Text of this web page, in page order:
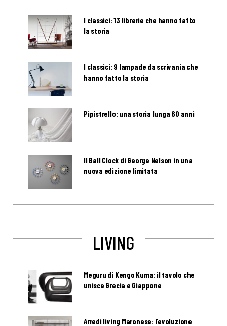
I classici: 13 librerie che hanno fatto
la storia
I classici: 9 lampade da scrivania che
hanno fatto la storia
Pipistrello: una storia lunga 60 anni
Il Ball Clock di George Nelson in una
nuova edizione limitata
LIVING
Meguru di Kengo Kuma: il tavolo che
unisce Grecia e Giappone
Arredi living Maronese: l’evoluzione